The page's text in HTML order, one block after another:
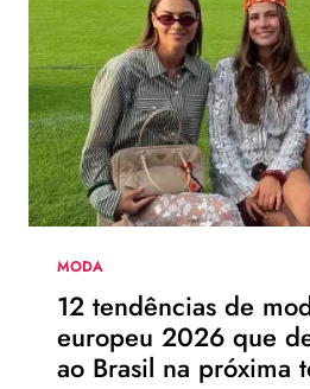
DE
SALTO
DA
HAVAIANAS?
MODA
12 tendências de
europeu 2026 que
ao Brasil na próxima